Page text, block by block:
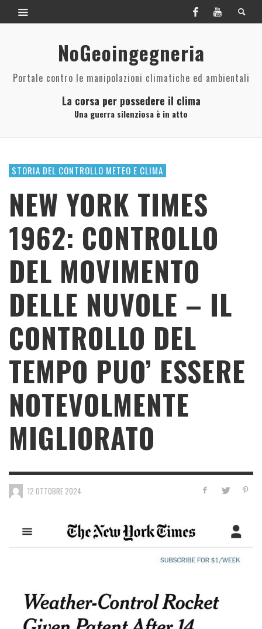
NoGeoingegneria
Portale contro le manipolazioni climatiche ed ambientali
La corsa per possedere il clima
Una guerra silenziosa è in atto
STORIA DEL CONTROLLO METEO E CLIMA
NEW YORK TIMES
1962: CONTROLLO
DEL MOVIMENTO
DELLE NUVOLE – IL
CONTROLLO DEL
TEMPO PUO’ ESSERE
NOTEVOLMENTE
MIGLIORATO
12 OTTOBRE 2024